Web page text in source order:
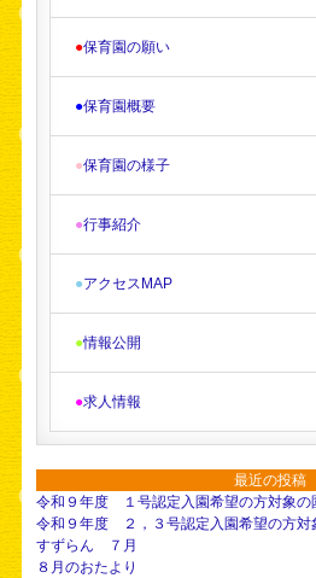
●保育園の願い
●保育園概要
●保育園の様子
●行事紹介
●アクセスMAP
●情報公開
●求人情報
最近の投稿
令和９年度 １号認定入園希望の方対象の
令和９年度 ２，３号認定入園希望の方対
すずらん ７月
８月のおたより